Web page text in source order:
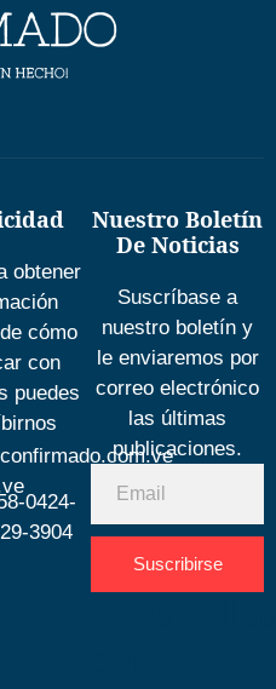
obtener
cómo
con
puedes
0424-
3904
Nuestro Boletín
De Noticias
Suscríbase a
nuestro boletín y
le enviaremos por
correo electrónico
las últimas
publicaciones.
Suscribirse